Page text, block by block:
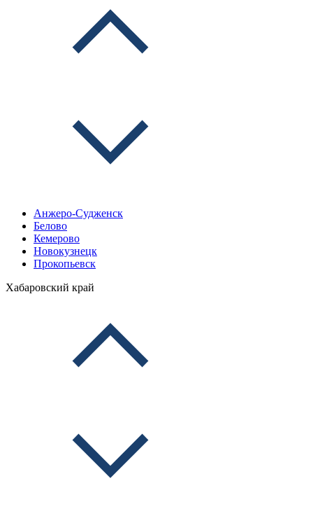
Анжеро-Судженск
Белово
Кемерово
Новокузнецк
Прокопьевск
Хабаровский край